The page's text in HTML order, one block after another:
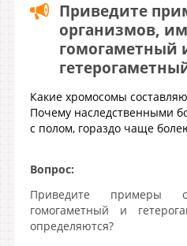
Приведите
организмов,
гомогаметный
Какие хромосомы
Почему наследственными
с полом, гораздо чаще
Вопрос:
Приведите примеры
гомогаметный и
определяются?